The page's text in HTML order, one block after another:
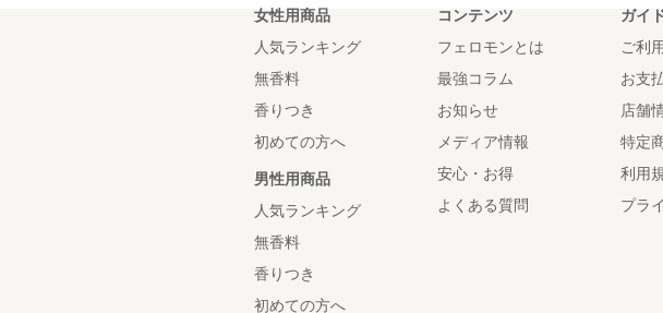
女性用商品
人気ランキング
無香料
香りつき
初めての方へ
男性用商品
人気ランキング
無香料
香りつき
初めての方へ
コンテンツ
フェロモンとは
最強コラム
お知らせ
メディア情報
安心・お得
よくある質問
ガイ
ご利
お支
店舗
特定
利用
プラ